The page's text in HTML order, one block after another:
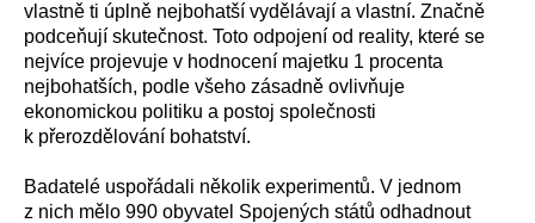
vlastně ti úplně nejbohatší vydělávají a vlastní. Značně
podceňují skutečnost. Toto odpojení od reality, které se
nejvíce projevuje v hodnocení majetku 1 procenta
nejbohatších, podle všeho zásadně ovlivňuje
ekonomickou politiku a postoj společnosti
k přerozdělování bohatství.
Badatelé uspořádali několik experimentů. V jednom
z nich mělo 990 obyvatel Spojených států odhadnout